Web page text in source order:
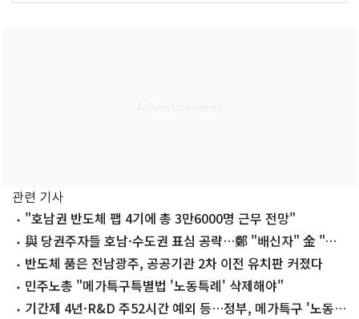
관련 기사
"호남권 반도체 팹 4기에 총 3만6000명 근무 전망"
與 당권주자들 호남·수도권 표심 공략…鄭 "배신자" 金 "반
명" 공방 격화
반도체 품은 전남광주, 공공기관 2차 이전 유치판 커졌다
민주노총 "메가특구특별법 '노동특례' 삭제해야"
기간제 4년·R&D 주52시간 예외 등…정부, 메가특구 '노동규